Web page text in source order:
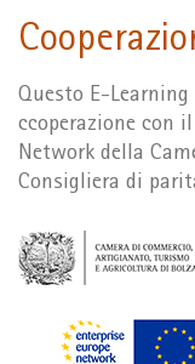
Questo E-
ccoperazione con
Network della
Consigliera di